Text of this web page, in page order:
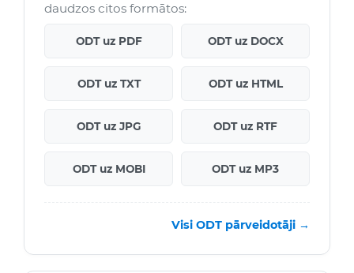
daudzos citos formātos:
ODT uz PDF ODT uz DOCX
ODT uz TXT ODT uz HTML
ODT uz JPG ODT uz RTF
ODT uz MOBI ODT uz MP3
Visi ODT pārveidotāji →